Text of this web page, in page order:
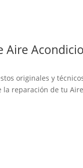
Aire
originales y
la reparación de tu